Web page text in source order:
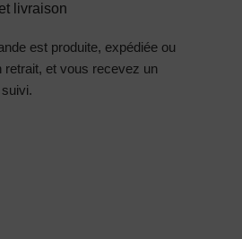
livraison
est produite, expédiée ou
retrait, et vous recevez un